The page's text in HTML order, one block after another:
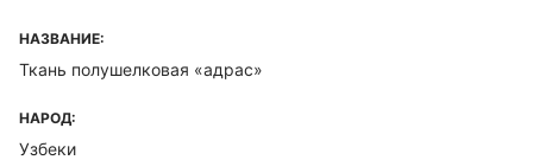
НАЗВАНИЕ:
Ткань полушелковая «адрас»
НАРОД:
Узбеки